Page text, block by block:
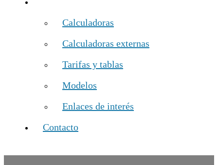
Calculadoras
Calculadoras externas
Tarifas y tablas
Modelos
Enlaces de interés
Contacto